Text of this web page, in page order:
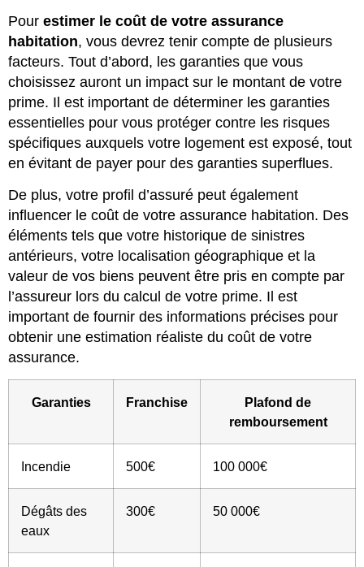
Pour estimer le coût de votre assurance
habitation, vous devrez tenir compte de plusieurs
facteurs. Tout d’abord, les garanties que vous
choisissez auront un impact sur le montant de votre
prime. Il est important de déterminer les garanties
essentielles pour vous protéger contre les risques
spécifiques auxquels votre logement est exposé, tout
en évitant de payer pour des garanties superflues.
De plus, votre profil d’assuré peut également
influencer le coût de votre assurance habitation. Des
éléments tels que votre historique de sinistres
antérieurs, votre localisation géographique et la
valeur de vos biens peuvent être pris en compte par
l’assureur lors du calcul de votre prime. Il est
important de fournir des informations précises pour
obtenir une estimation réaliste du coût de votre
assurance.
Garanties Franchise
Plafond de
remboursement
Incendie 500€ 100 000€
Dégâts des
eaux
300€ 50 000€